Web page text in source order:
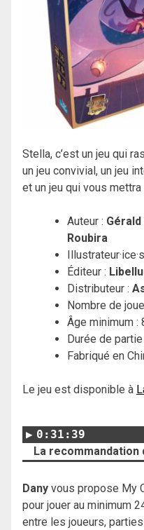
Stella, c’est un jeu qui
un jeu convivial, un jeu
et un jeu qui vous
Auteur :
Roubira
Éditeur :
Distributeur :
Nombre de
Âge minimum :
Durée de
Fabriqué en
Le jeu est disponible à
0:31:39
La recommandation
Dany vous propose My
pour jouer au minimum
entre les joueurs,